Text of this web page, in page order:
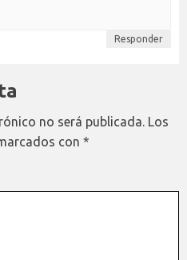
Responder
no será publicada. Los
con *